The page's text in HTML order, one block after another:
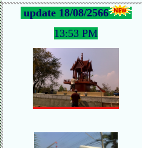
update 18/08/2566
13:53 PM